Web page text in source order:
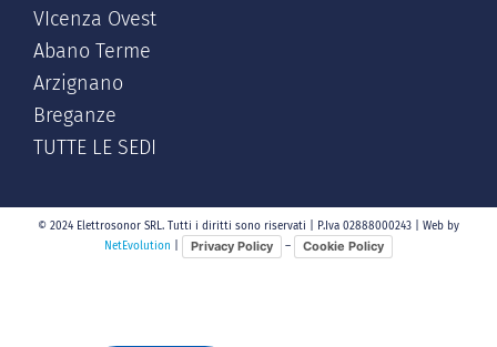
VIcenza Ovest
Abano Terme
Arzignano
Breganze
TUTTE LE SEDI
© 2024 Elettrosonor SRL. Tutti i diritti sono riservati | P.Iva 02888000243 | Web by
NetEvolution
Privacy Policy – Cookie Policy